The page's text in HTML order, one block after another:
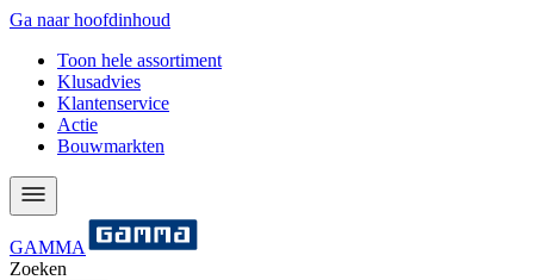
Ga naar hoofdinhoud
Toon hele assortiment
Klusadvies
Klantenservice
Actie
Bouwmarkten
GAMMA
Zoeken